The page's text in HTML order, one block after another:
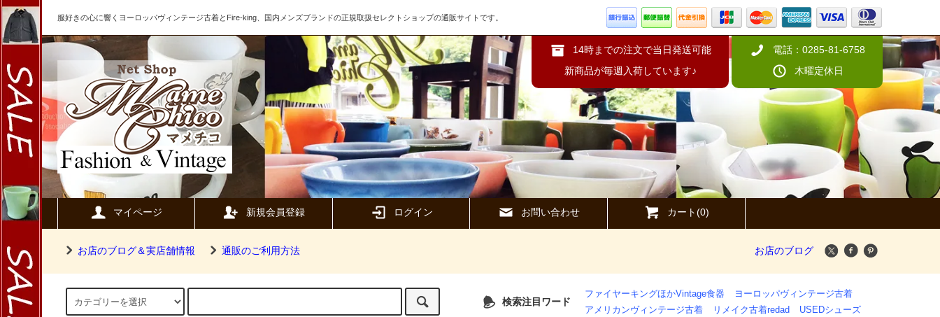
服好きの心に響くヨーロッパヴィンテージ古着とFire-king、国内メンズブランドの正規取扱セレクトショップの通販サイトです。
14時までの注文で当日発送可能
新商品が毎週入荷しています♪
電話：0285-81-6758
木曜定休日
マイページ 新規会員登録 ログイン お問い合わせ カート(0)
お店のブログ＆実店舗情報 通販のご利用方法 お店のブログ
検索注目ワード
ファイヤーキングほかVintage食器
ヨーロッパヴィンテージ古着
アメリカンヴィンテージ古着
リメイク古着redad
USEDシューズ